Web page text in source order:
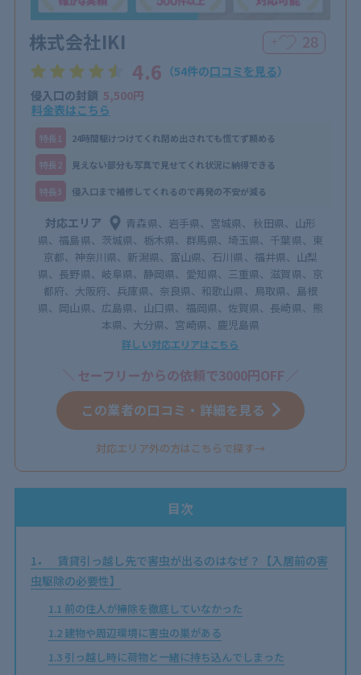
株式会社IKI ＋ 28
4.6 （54件の口コミを見る）
侵入口の封鎖 5,500円
料金表はこちら
特⻑1 24時間駆けつけてくれ閉め出されても慌てず頼める
特⻑2 見えない部分も写真で見せてくれ状況に納得できる
特⻑3 侵入口まで補修してくれるので再発の不安が減る
対応エリア
青森県、岩手県、宮城県、秋田県、山形
県、福島県、茨城県、栃木県、群馬県、埼玉県、千葉県、東
京都、神奈川県、新潟県、富山県、石川県、福井県、山梨
県、長野県、岐阜県、静岡県、愛知県、三重県、滋賀県、京
都府、大阪府、兵庫県、奈良県、和歌山県、鳥取県、島根
県、岡山県、広島県、山口県、福岡県、佐賀県、長崎県、熊
本県、大分県、宮崎県、鹿児島県
詳しい対応エリアはこちら
セーフリーからの依頼で3000円OFF
この業者の口コミ・詳細を見る
対応エリア外の方はこちらで探す→
目次
1
賃貸引っ越し先で害虫が出るのはなぜ？【入居前の害
虫駆除の必要性】
1.1 前の住人が掃除を徹底していなかった
1.2建物や周辺環境に害虫の巣がある
1.3引っ越し時に荷物と一緒に持ち込んでしまった